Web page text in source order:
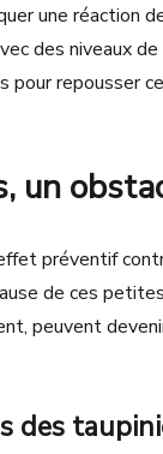
une réaction
des niveaux
pour repousser
un
préventif
de ces
peuvent
des